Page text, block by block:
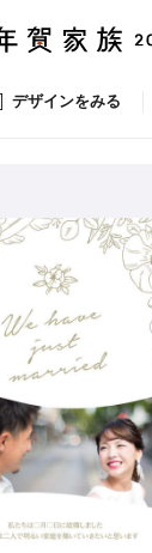
デザインをみる